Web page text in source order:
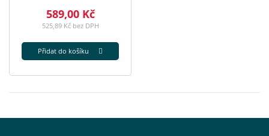
589,00 Kč
525,89 Kč bez DPH
Přidat do košíku